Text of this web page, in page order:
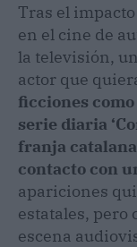
Tras el impacto
en el cine de
la televisión,
actor que
ficciones como
serie diaria
franja
contacto con
apariciones
estatales, pero
escena